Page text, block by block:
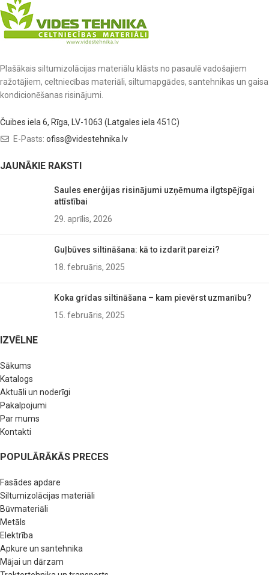
Plašākais siltumizolācijas materiālu klāsts no pasaulē vadošajiem
ražotājiem, celtniecības materiāli, siltumapgādes, santehnikas un gaisa
kondicionēšanas risinājumi.
Čuibes iela 6, Rīga, LV-1063 (Latgales iela 451C)
E-Pasts: ofiss@videstehnika.lv
JAUNĀKIE RAKSTI
Saules enerģijas risinājumi uzņēmuma ilgtspējīgai
attīstībai
29. aprīlis, 2026
Guļbūves siltināšana: kā to izdarīt pareizi?
18. februāris, 2025
Koka grīdas siltināšana – kam pievērst uzmanību?
15. februāris, 2025
IZVĒLNE
Sākums
Katalogs
Aktuāli un noderīgi
Pakalpojumi
Par mums
Kontakti
POPULĀRĀKĀS PRECES
Fasādes apdare
Siltumizolācijas materiāli
Būvmateriāli
Metāls
Elektrība
Apkure un santehnika
Mājai un dārzam